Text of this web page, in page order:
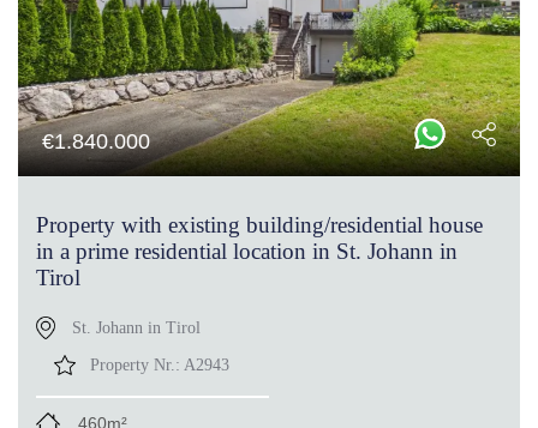
€1.840.000
Property with existing building/residential house
in a prime residential location in St. Johann in
Tirol
St. Johann in Tirol
Property Nr.: A2943
460m²